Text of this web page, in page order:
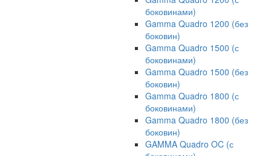
боковинами)
Gamma Quadro 1200 (без
боковин)
Gamma Quadro 1500 (с
боковинами)
Gamma Quadro 1500 (без
боковин)
Gamma Quadro 1800 (с
боковинами)
Gamma Quadro 1800 (без
боковин)
GAMMA Quadro OC (с